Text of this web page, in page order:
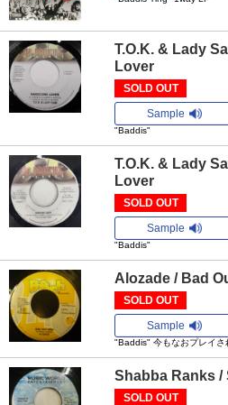
T.O.K. & Lady
Lover
SOLD OUT
Sample
"Baddis"
T.O.K. & Lady
Lover
SOLD OUT
Sample
"Baddis"
Alozade / Bad
SOLD OUT
Sample
"Baddis" 今もなおプレイ
Shabba Ranks /
SOLD OUT